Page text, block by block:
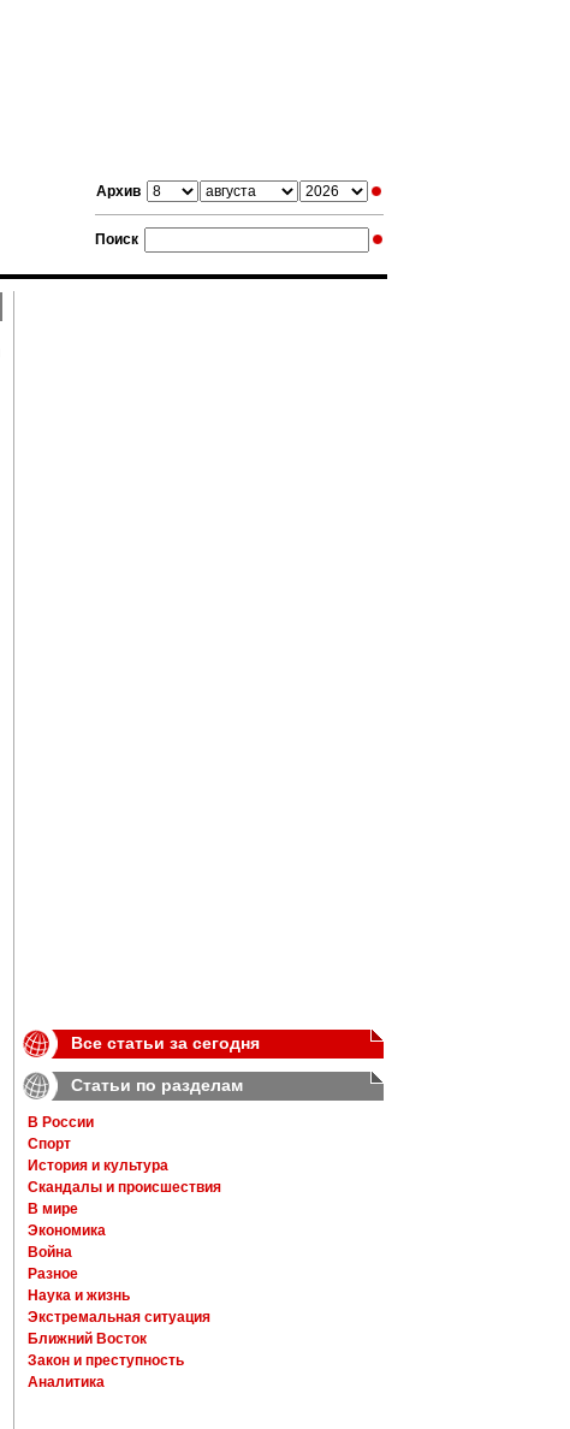
Архив
Поиск
Все статьи за сегодня
Статьи по разделам
В России
Спорт
История и культура
Скандалы и происшествия
В мире
Экономика
Война
Разное
Наука и жизнь
Экстремальная ситуация
Ближний Восток
Закон и преступность
Аналитика